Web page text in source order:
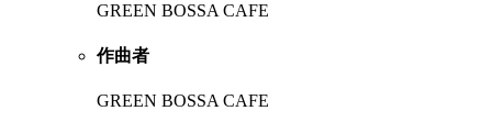
GREEN BOSSA CAFE
作曲者
GREEN BOSSA CAFE